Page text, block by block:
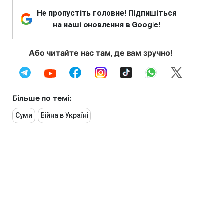
Не пропустіть головне! Підпишіться
на наші оновлення в Google!
Або читайте нас там, де вам зручно!
Більше по темі:
Суми Війна в Україні